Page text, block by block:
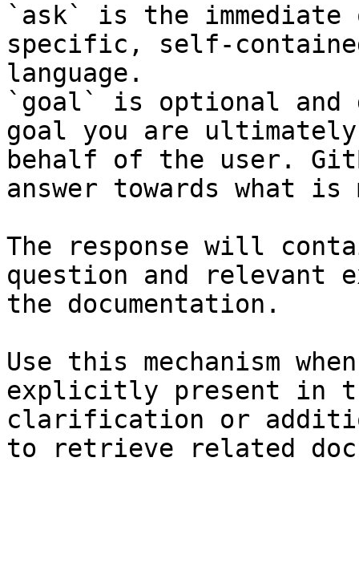
`ask` is the
specific, self-
language.
`goal` is optional and
goal you are
behalf of the user.
answer towards what
The response will
question and relevant
the documentation.
Use this mechanism
explicitly present in
clarification or